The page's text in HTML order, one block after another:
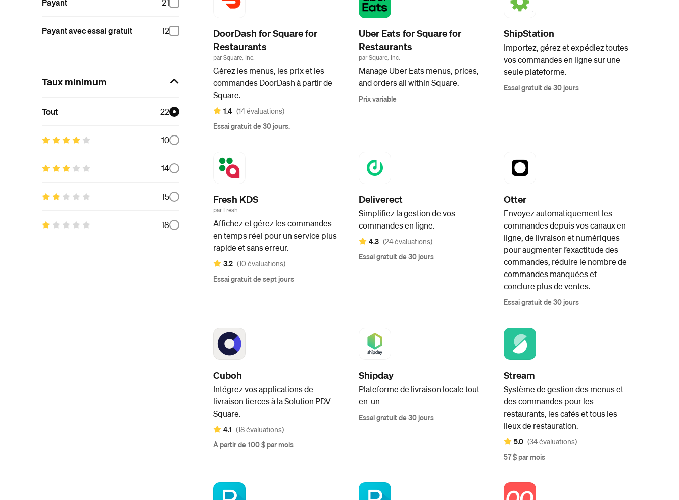
Payant 21
Payant avec essai gratuit 12
Taux minimum
Tout 22
10
14
15
18
DoorDash for Square for
Restaurants
par Square, Inc.
Gérez les menus, les prix et les
commandes DoorDash à partir de
Square.
1.4 (14 évaluations)
Essai gratuit de 30 jours.
Uber Eats for Square for
Restaurants
par Square, Inc.
Manage Uber Eats menus, prices,
and orders all within Square.
Prix variable
ShipStation
Importez, gérez et expédiez toutes
vos commandes en ligne sur une
seule plateforme.
Essai gratuit de 30 jours
Fresh KDS
par Fresh
Affichez et gérez les commandes
en temps réel pour un service plus
rapide et sans erreur.
3.2 (10 évaluations)
Essai gratuit de sept jours
Deliverect
Simplifiez la gestion de vos
commandes en ligne.
4.3 (24 évaluations)
Essai gratuit de 30 jours
Otter
Envoyez automatiquement les
commandes depuis vos canaux en
ligne, de livraison et numériques
pour augmenter l’exactitude des
commandes, réduire le nombre de
commandes manquées et
conclure plus de ventes.
Essai gratuit de 30 jours
Cuboh
Intégrez vos applications de
livraison tierces à la Solution PDV
Square.
4.1 (18 évaluations)
À partir de 100 $ par mois
Shipday
Plateforme de livraison locale tout-
en-un
Essai gratuit de 30 jours
Stream
Système de gestion des menus et
des commandes pour les
restaurants, les cafés et tous les
lieux de restauration.
5.0 (34 évaluations)
57 $ par mois